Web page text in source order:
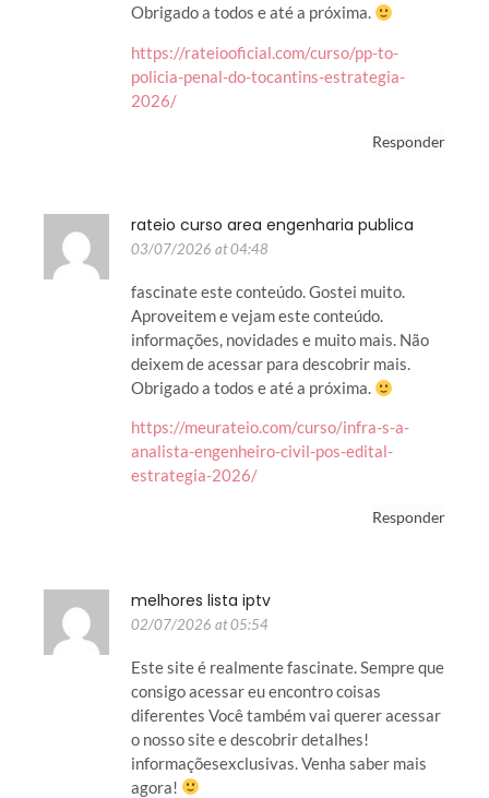
Obrigado a todos e até a próxima.
https://rateiooficial.com/curso/pp-to-
policia-penal-do-tocantins-estrategia-
2026/
Responder
rateio curso area engenharia publica
03/07/2026 at 04:48
fascinate este conteúdo. Gostei muito.
Aproveitem e vejam este conteúdo.
informações, novidades e muito mais. Não
deixem de acessar para descobrir mais.
Obrigado a todos e até a próxima.
https://meurateio.com/curso/infra-s-a-
analista-engenheiro-civil-pos-edital-
estrategia-2026/
Responder
melhores lista iptv
02/07/2026 at 05:54
Este site é realmente fascinate. Sempre que
consigo acessar eu encontro coisas
diferentes Você também vai querer acessar
o nosso site e descobrir detalhes!
informaçõesexclusivas. Venha saber mais
agora!